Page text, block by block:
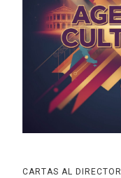
CARTAS AL DIRECTOR